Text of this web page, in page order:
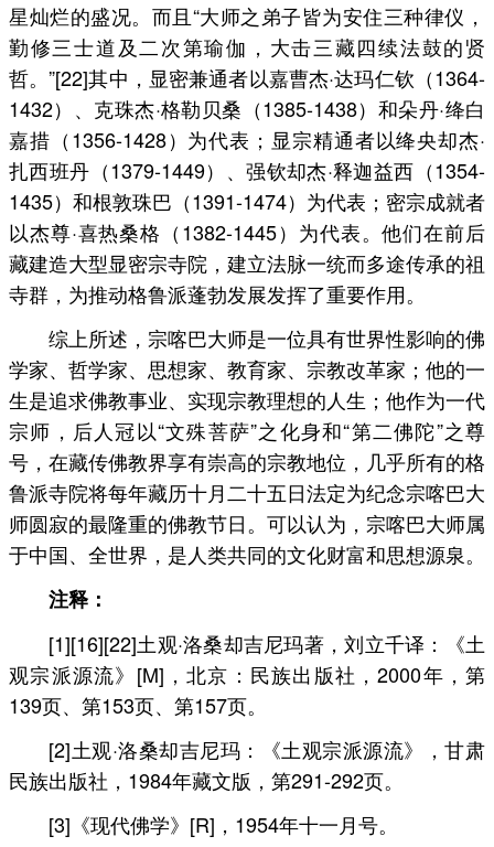
星灿烂的盛况。而且“大师之弟子皆为安住三种律仪，
勤修三士道及二次第瑜伽，大击三藏四续法鼓的贤
哲。”[22]其中，显密兼通者以嘉曹杰·达玛仁钦（1364-
1432）、克珠杰·格勒贝桑（1385-1438）和朵丹·绛白
嘉措（1356-1428）为代表；显宗精通者以绛央却杰·
扎西班丹（1379-1449）、强钦却杰·释迦益西（1354-
1435）和根敦珠巴（1391-1474）为代表；密宗成就者
以杰尊·喜热桑格（1382-1445）为代表。他们在前后
藏建造大型显密宗寺院，建立法脉一统而多途传承的祖
寺群，为推动格鲁派蓬勃发展发挥了重要作用。
综上所述，宗喀巴大师是一位具有世界性影响的佛
学家、哲学家、思想家、教育家、宗教改革家；他的一
生是追求佛教事业、实现宗教理想的人生；他作为一代
宗师，后人冠以“文殊菩萨”之化身和“第二佛陀”之尊
号，在藏传佛教界享有崇高的宗教地位，几乎所有的格
鲁派寺院将每年藏历十月二十五日法定为纪念宗喀巴大
师圆寂的最隆重的佛教节日。可以认为，宗喀巴大师属
于中国、全世界，是人类共同的文化财富和思想源泉。
注释：
[1][16][22]土观·洛桑却吉尼玛著，刘立千译：《土
观宗派源流》[M]，北京：民族出版社，2000年，第
139页、第153页、第157页。
[2]土观·洛桑却吉尼玛：《土观宗派源流》，甘肃
民族出版社，1984年藏文版，第291-292页。
[3]《现代佛学》[R]，1954年十一月号。